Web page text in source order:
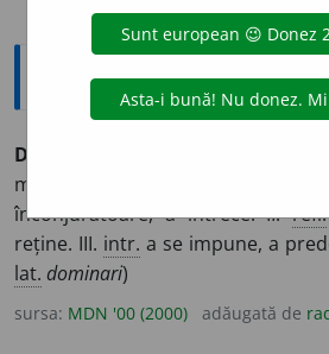
Explicative DEX
DOMIN
1. a ține sub
mod absolut. 2. (
) a fi mai
înconjurătoare, a întrece. II.refl.
reține. III. intr. a se impune, a
lat. dominari)
sursa: MDN '00 (2000) adăugată de